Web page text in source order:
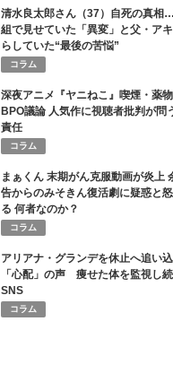
清水良太郎さん（37）自死の真相
組で見せていた「異変」と父・ア
らしていた“最後の苦悩”
コラム
深夜アニメ『ヤニねこ』喫煙・薬
BPO議論 人気作に視聴者批判が問
責任
コラム
まぁくん 末期がん克服動画が炎上
告からのみそきん復活劇に疑惑と
る 何者なのか？
コラム
アリアナ・グランデを休止へ追い
「心配」の声 痩せた体を監視し
SNS
コラム